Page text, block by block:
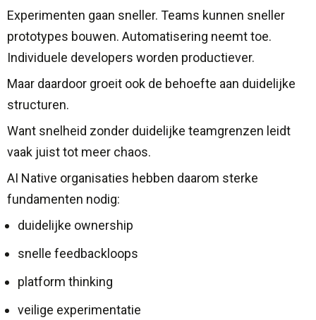
Experimenten gaan sneller. Teams kunnen sneller
prototypes bouwen. Automatisering neemt toe.
Individuele developers worden productiever.
Maar daardoor groeit ook de behoefte aan duidelijke
structuren.
Want snelheid zonder duidelijke teamgrenzen leidt
vaak juist tot meer chaos.
AI Native organisaties hebben daarom sterke
fundamenten nodig:
duidelijke ownership
snelle feedbackloops
platform thinking
veilige experimentatie